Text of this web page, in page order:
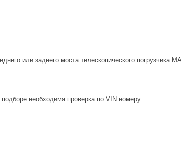
или заднего моста телескопического погрузчика
необходима проверка по VIN номеру.